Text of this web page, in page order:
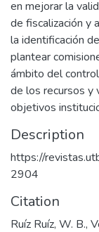
en mejorar la
de fiscalización y
la identificación
plantear
ámbito del
de los recursos y
objetivos
Description
https://
2904
Citation
Ruíz Ruíz, W. B.,